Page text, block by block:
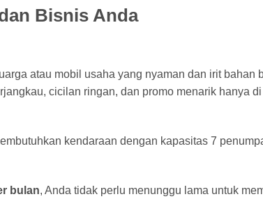
Bisnis Anda
atau mobil usaha yang nyaman dan irit bahan
cicilan ringan, dan promo menarik hanya di
kendaraan dengan kapasitas 7
bulan, Anda tidak perlu menunggu lama untuk